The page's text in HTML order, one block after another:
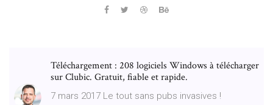
Téléchargement : 208 logiciels Windows à télécharger
sur Clubic. Gratuit, fiable et rapide.
7 mars 2017 Le tout sans pubs invasives !